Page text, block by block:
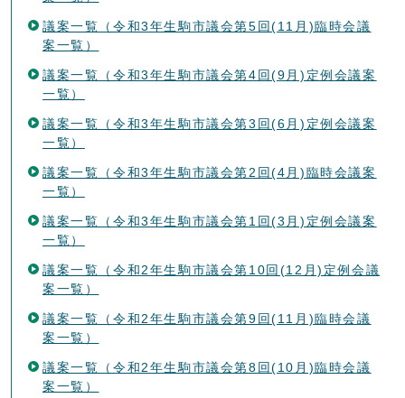
議案一覧（令和3年生駒市議会第5回(11月)臨時会議
案一覧）
議案一覧（令和3年生駒市議会第4回(9月)定例会議案
一覧）
議案一覧（令和3年生駒市議会第3回(6月)定例会議案
一覧）
議案一覧（令和3年生駒市議会第2回(4月)臨時会議案
一覧）
議案一覧（令和3年生駒市議会第1回(3月)定例会議案
一覧）
議案一覧（令和2年生駒市議会第10回(12月)定例会議
案一覧）
議案一覧（令和2年生駒市議会第9回(11月)臨時会議
案一覧）
議案一覧（令和2年生駒市議会第8回(10月)臨時会議
案一覧）